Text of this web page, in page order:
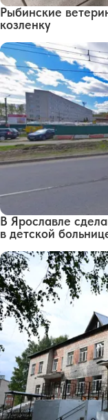
Рыбинские
козленку
В Ярославле
в детской